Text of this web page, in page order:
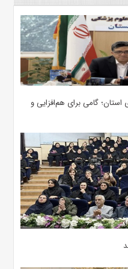
استان؛ گامی برای هم‌افزایی و